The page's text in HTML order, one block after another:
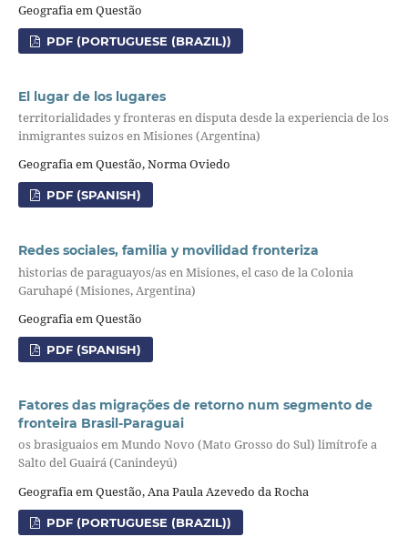
Geografia em Questão
PDF (PORTUGUESE (BRAZIL))
El lugar de los lugares
territorialidades y fronteras en disputa desde la experiencia de los
inmigrantes suizos en Misiones (Argentina)
Geografia em Questão, Norma Oviedo
PDF (SPANISH)
Redes sociales, familia y movilidad fronteriza
historias de paraguayos/as en Misiones, el caso de la Colonia
Garuhapé (Misiones, Argentina)
Geografia em Questão
PDF (SPANISH)
Fatores das migrações de retorno num segmento de
fronteira Brasil-Paraguai
os brasiguaios em Mundo Novo (Mato Grosso do Sul) limítrofe a
Salto del Guairá (Canindeyú)
Geografia em Questão, Ana Paula Azevedo da Rocha
PDF (PORTUGUESE (BRAZIL))